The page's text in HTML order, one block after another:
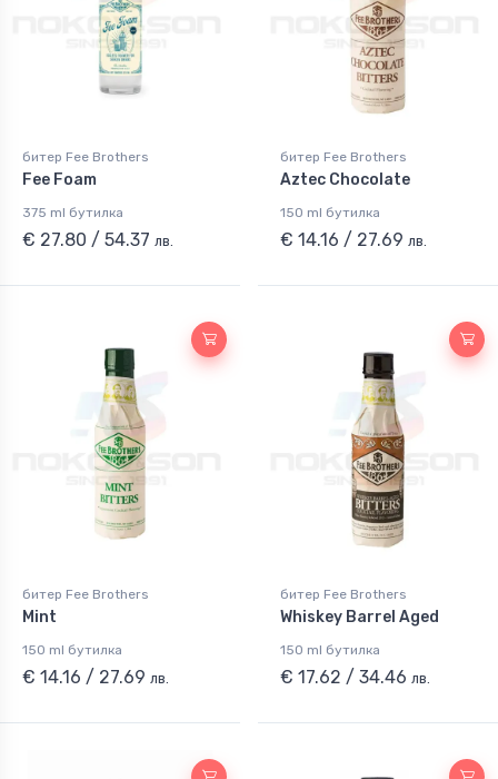
битер Fee Brothers
Fee Foam
375 ml бутилка
€ 27.80 / 54.37 лв.
битер Fee Brothers
Aztec Chocolate
150 ml бутилка
€ 14.16 / 27.69 лв.
битер Fee Brothers
Mint
150 ml бутилка
€ 14.16 / 27.69 лв.
битер Fee Brothers
Whiskey Barrel Aged
150 ml бутилка
€ 17.62 / 34.46 лв.